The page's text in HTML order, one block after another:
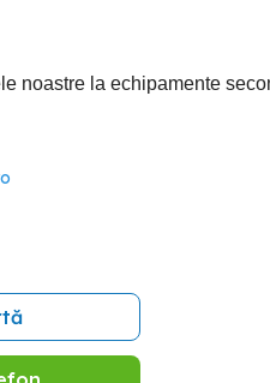
noastre la echipamente